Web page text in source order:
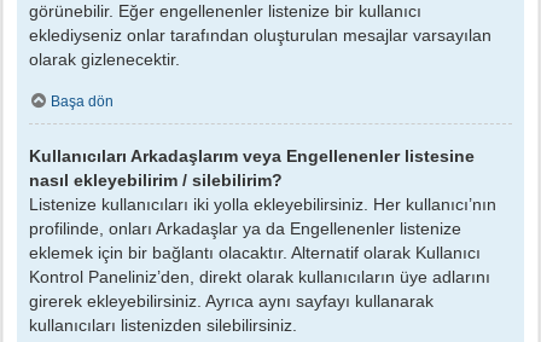
görünebilir. Eğer engellenenler listenize bir kullanıcı
eklediyseniz onlar tarafından oluşturulan mesajlar varsayılan
olarak gizlenecektir.
Başa dön
Kullanıcıları Arkadaşlarım veya Engellenenler listesine
nasıl ekleyebilirim / silebilirim?
Listenize kullanıcıları iki yolla ekleyebilirsiniz. Her kullanıcı’nın
profilinde, onları Arkadaşlar ya da Engellenenler listenize
eklemek için bir bağlantı olacaktır. Alternatif olarak Kullanıcı
Kontrol Paneliniz’den, direkt olarak kullanıcıların üye adlarını
girerek ekleyebilirsiniz. Ayrıca aynı sayfayı kullanarak
kullanıcıları listenizden silebilirsiniz.